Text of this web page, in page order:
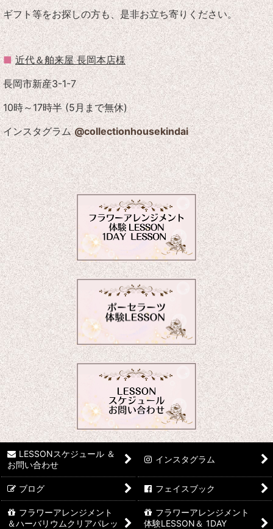
ギフト等をお探しの方も、是非お立ち寄りください。
■近代＆舶来屋 長岡本店様
長岡市新産3-1-7
10時～17時半 (5月まで無休)
インスタグラム@collectionhousekindai
LESSONスケジュール ＆
お問い合わせ
インスタグラム
ブログ フェイスブック
フラワーアレンジメント
＆ハーバリウムクリアパレッ
フラワーアレンジメント
体験LESSON＆ 1DAY